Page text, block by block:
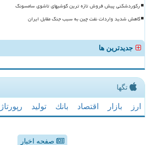
رکوردشکنی پیش فروش تازه ترین گوشیهای تاشوی سامسونگ
کاهش شدید واردات نفت چین به سبب جنگ مقابل ایران
جدیدترین ها
تگها
ارز بازار اقتصاد بانك تولید رپورتاژ
صفحه اخبار